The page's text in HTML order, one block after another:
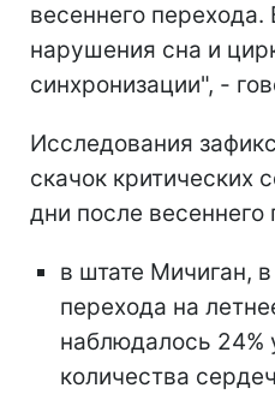
весеннего
нарушения сна и
синхронизации", -
Исследования
скачок критических
дни после весеннего
в штате Мичиган,
перехода на
наблюдалось 24%
количества